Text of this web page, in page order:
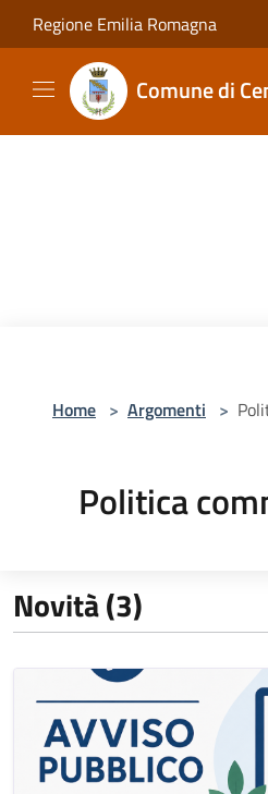
Salta al contenuto principale
Regione Emilia Romagna
Comune di
Home > Argomenti >
Politica
Novità (3)